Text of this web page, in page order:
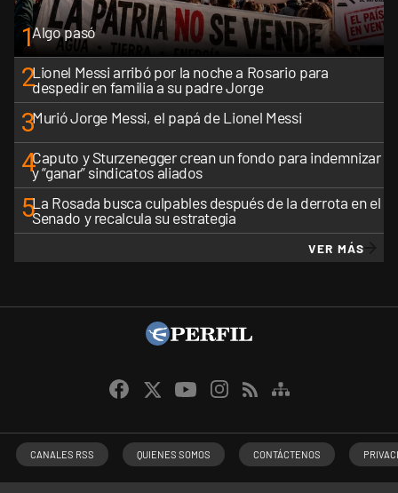
1Algo pasó
2Lionel Messi arribó por la noche a Rosario para
despedir en familia a su padre Jorge
3Murió Jorge Messi, el papá de Lionel Messi
4Caputo y Sturzenegger crean un fondo para indemnizar
y “ganar” sindicatos aliados
5La Rosada busca culpables después de la derrota en el
Senado y recalcula su estrategia
VER MÁS
CANALES RSS QUIENES SOMOS CONTÁCTENOS